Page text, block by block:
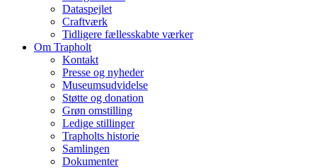
Dataspejlet
Craftværk
Tidligere fællesskabte værker
Om Trapholt
Kontakt
Presse og nyheder
Museumsudvidelse
Støtte og donation
Grøn omstilling
Ledige stillinger
Trapholts historie
Samlingen
Dokumenter